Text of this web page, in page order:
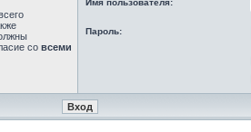
со всеми
Имя пользователя:
Пароль: